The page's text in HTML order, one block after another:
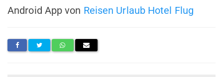
Android App von Reisen Urlaub Hotel Flug